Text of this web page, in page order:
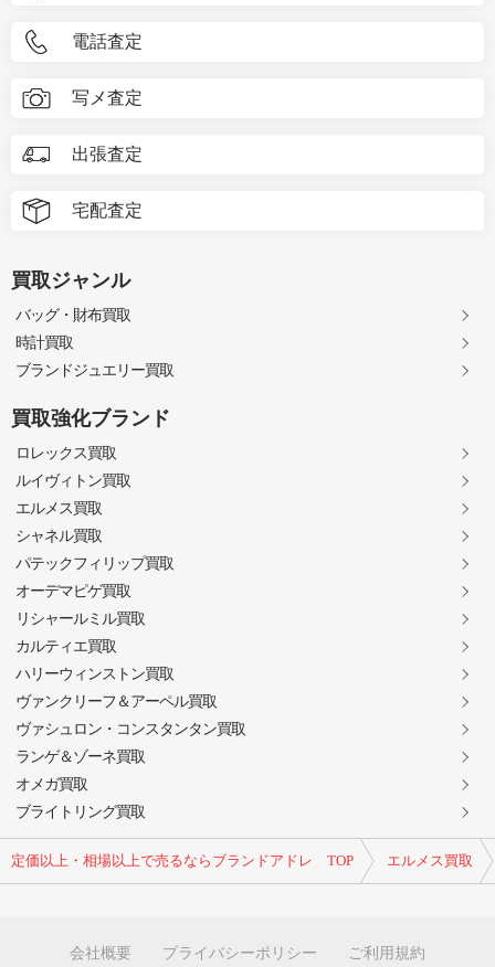
定価以上・相場以上で売るならブランドアドレ TOP エルメス買取
電話査定
写メ査定
出張査定
宅配査定
買取ジャンル
バッグ・財布買取
時計買取
ブランドジュエリー買取
買取強化ブランド
ロレックス買取
ルイヴィトン買取
エルメス買取
シャネル買取
パテックフィリップ買取
オーデマピゲ買取
リシャールミル買取
カルティエ買取
ハリーウィンストン買取
ヴァンクリーフ＆アーペル買取
ヴァシュロン・コンスタンタン買取
ランゲ＆ゾーネ買取
オメガ買取
ブライトリング買取
会社概要 プライバシーポリシー ご利用規約